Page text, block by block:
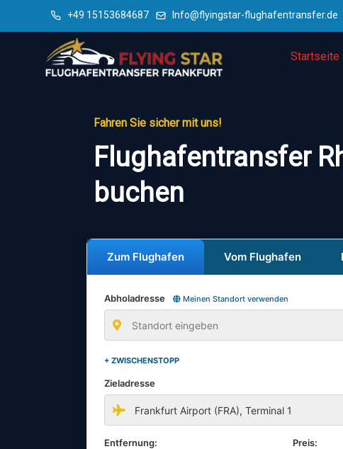
+49 15153684687 Info@flyingstar-flughafentransfer.de
Startseite
Fahren Sie sicher mit uns!
Flughafentransfer
buchen
Zum Flughafen Vom Flughafen
Abholadresse Meinen Standort verwenden
+ ZWISCHENSTOPP
Zieladresse
Entfernung: Preis: